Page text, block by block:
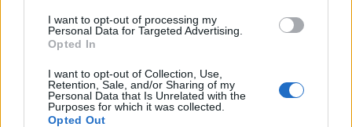
I want to opt-out of processing my
Personal Data for Targeted Advertising.
Opted In
I want to opt-out of Collection, Use,
Retention, Sale, and/or Sharing of my
Personal Data that Is Unrelated with the
Purposes for which it was collected.
Opted Out